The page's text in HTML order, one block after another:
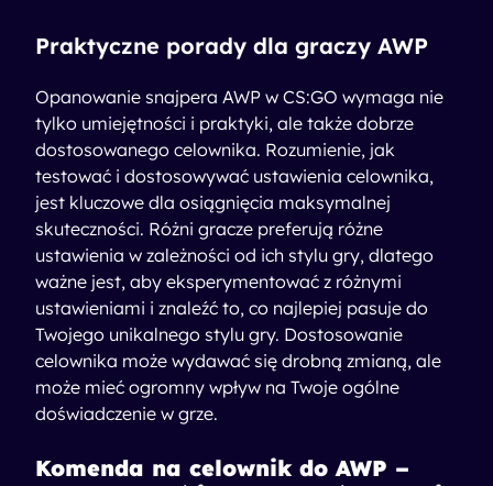
Praktyczne porady dla graczy AWP
Opanowanie snajpera AWP w CS:GO wymaga nie
tylko umiejętności i praktyki, ale także dobrze
dostosowanego celownika. Rozumienie, jak
testować i dostosowywać ustawienia celownika,
jest kluczowe dla osiągnięcia maksymalnej
skuteczności. Różni gracze preferują różne
ustawienia w zależności od ich stylu gry, dlatego
ważne jest, aby eksperymentować z różnymi
ustawieniami i znaleźć to, co najlepiej pasuje do
Twojego unikalnego stylu gry. Dostosowanie
celownika może wydawać się drobną zmianą, ale
może mieć ogromny wpływ na Twoje ogólne
doświadczenie w grze.
Komenda na celownik do AWP –